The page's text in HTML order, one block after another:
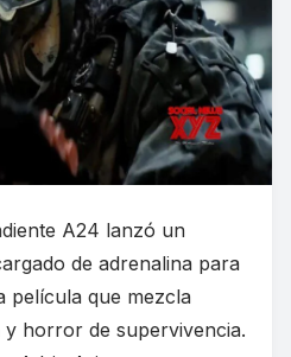
A24 lanzó un
de adrenalina para
película que mezcla
horror de supervivencia.